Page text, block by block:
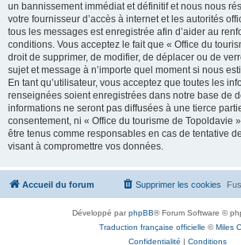
un bannissement immédiat et définitif et nous nous
votre fournisseur d’accès à internet et les autorités
tous les messages est enregistrée afin d’aider au
conditions. Vous acceptez le fait que « Office du
droit de supprimer, de modifier, de déplacer ou de
sujet et message à n’importe quel moment si nous
En tant qu’utilisateur, vous acceptez que toutes les
renseignées soient enregistrées dans notre base de
informations ne seront pas diffusées à une tierce
consentement, ni « Office du tourisme de Topoldavie
être tenus comme responsables en cas de tentative
visant à compromettre vos données.
Accueil du forum Supprimer les cookies
Développé parphpBB® Forum Software ©
Traduction française officielle ©Miles
Confidentialité | Conditions